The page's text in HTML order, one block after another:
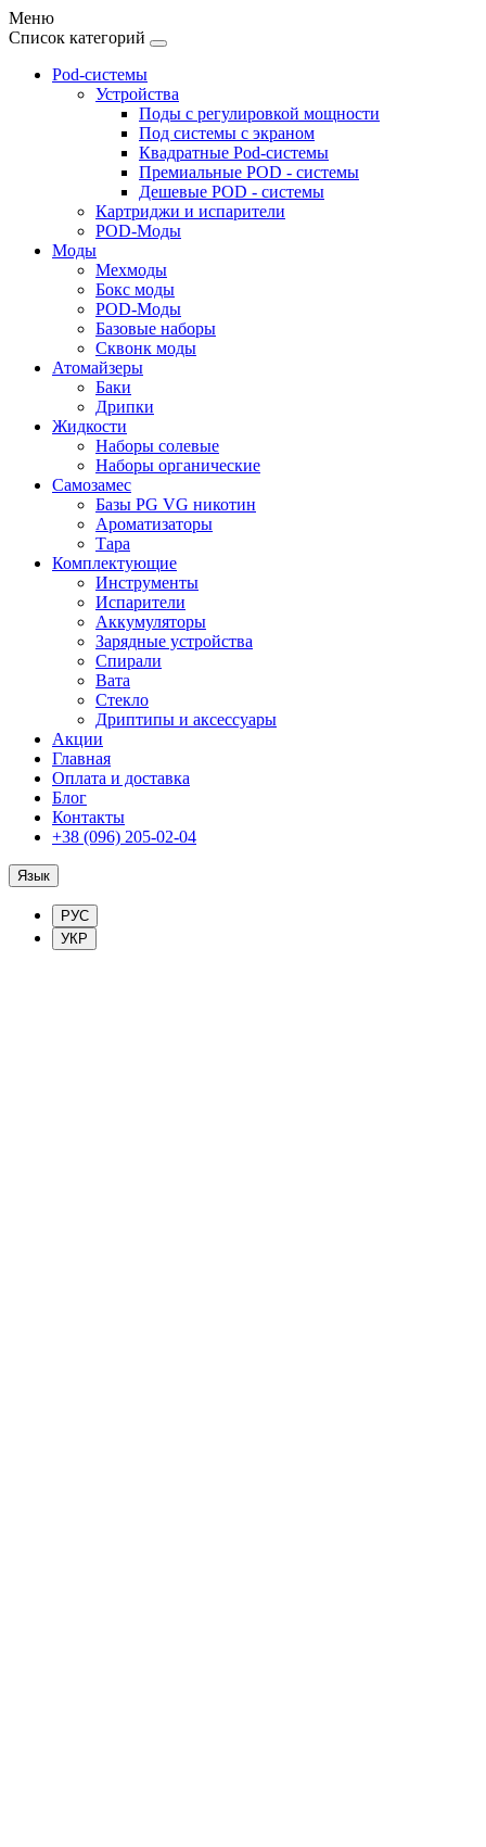
Меню
Список категорий
Pod-системы
Устройства
Поды с регулировкой мощности
Под системы с экраном
Квадратные Pod-системы
Премиальные POD - системы
Дешевые POD - системы
Картриджи и испарители
POD-Моды
Моды
Мехмоды
Бокс моды
POD-Моды
Базовые наборы
Сквонк моды
Атомайзеры
Баки
Дрипки
Жидкости
Наборы солевые
Наборы органические
Самозамес
Базы PG VG никотин
Ароматизаторы
Тара
Комплектующие
Инструменты
Испарители
Аккумуляторы
Зарядные устройства
Спирали
Вата
Стекло
Дриптипы и аксессуары
Акции
Главная
Оплата и доставка
Блог
Контакты
+38 (096) 205-02-04
Язык
РУС
УКР